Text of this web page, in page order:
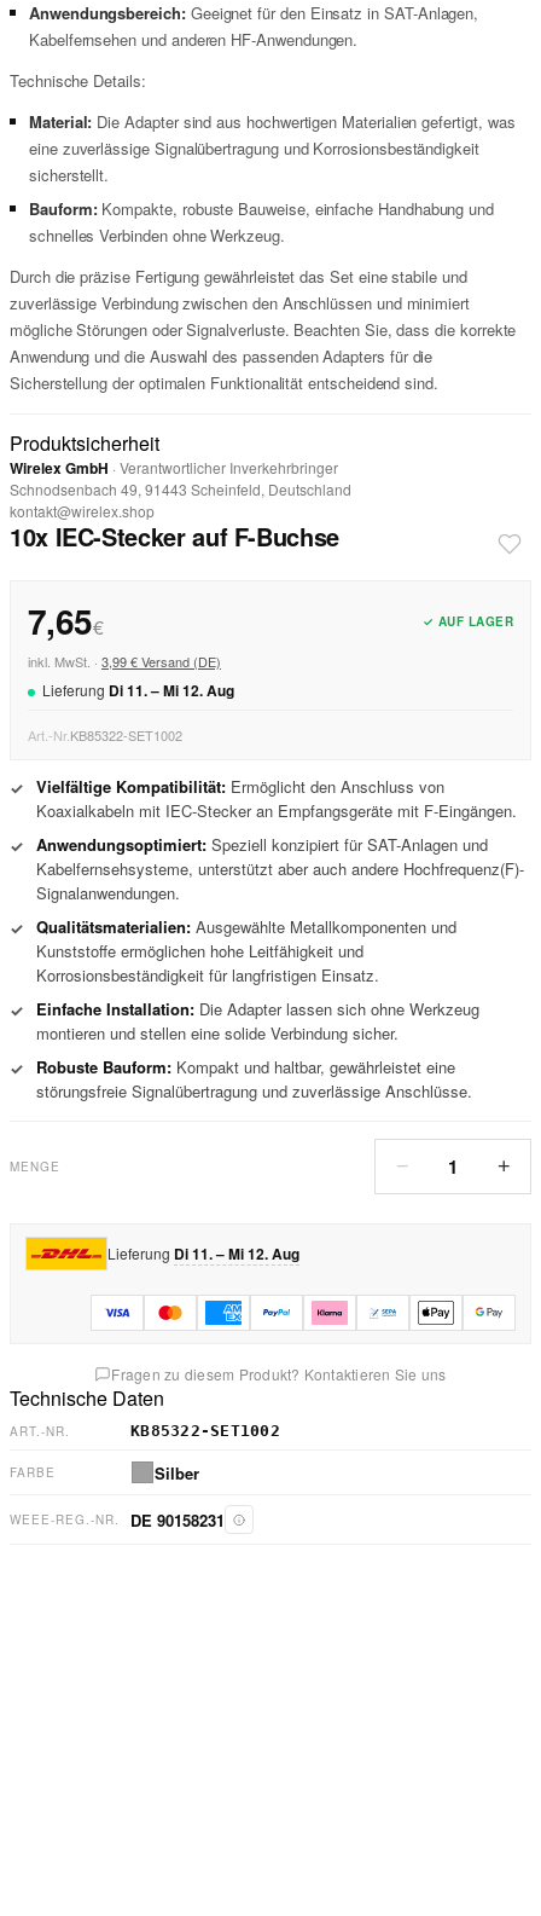
Anwendungsbereich:Geeignet für den Einsatz in SAT-Anlagen,
Kabelfernsehen und anderen HF-Anwendungen.
Technische Details:
Material: Die Adapter sind aus hochwertigen Materialien gefertigt, was
eine zuverlässige Signalübertragung und Korrosionsbeständigkeit
sicherstellt.
Bauform:Kompakte, robuste Bauweise, einfache Handhabung und
schnelles Verbinden ohne Werkzeug.
Durch die präzise Fertigung gewährleistet das Set eine stabile und
zuverlässige Verbindung zwischen den Anschlüssen und minimiert
mögliche Störungen oder Signalverluste. Beachten Sie, dass die korrekte
Anwendung und die Auswahl des passenden Adapters für die
Sicherstellung der optimalen Funktionalität entscheidend sind.
Produktsicherheit
Wirelex GmbH · Verantwortlicher Inverkehrbringer
Schnodsenbach 49, 91443 Scheinfeld, Deutschland
kontakt@wirelex.shop
10x IEC-Stecker auf F-Buchse
7,65€ ✓ AUF LAGER
inkl. MwSt. · 3,99 € Versand (DE)
Lieferung Di11. –Mi12.Aug
Art.-Nr.KB85322-SET1002
✓ Vielfältige Kompatibilität: Ermöglicht den Anschluss von
Koaxialkabeln mit IEC-Stecker an Empfangsgeräte mit F-Eingängen.
✓ Anwendungsoptimiert: Speziell konzipiert für SAT-Anlagen und
Kabelfernsehsysteme, unterstützt aber auch andere Hochfrequenz(F)-
Signalanwendungen.
✓ Qualitätsmaterialien: Ausgewählte Metallkomponenten und
Kunststoffe ermöglichen hohe Leitfähigkeit und
Korrosionsbeständigkeit für langfristigen Einsatz.
✓
Einfache Installation: Die Adapter lassen sich ohne Werkzeug
montieren und stellen eine solide Verbindung sicher.
✓
Robuste Bauform: Kompakt und haltbar, gewährleistet eine
störungsfreie Signalübertragung und zuverlässige Anschlüsse.
MENGE − 1 +
Lieferung Di 11. – Mi 12. Aug
Fragen zu diesem Produkt? Kontaktieren Sie uns
Technische Daten
ART.-NR. KB85322-SET1002
FARBE Silber
WEEE-REG.-NR. DE 90158231